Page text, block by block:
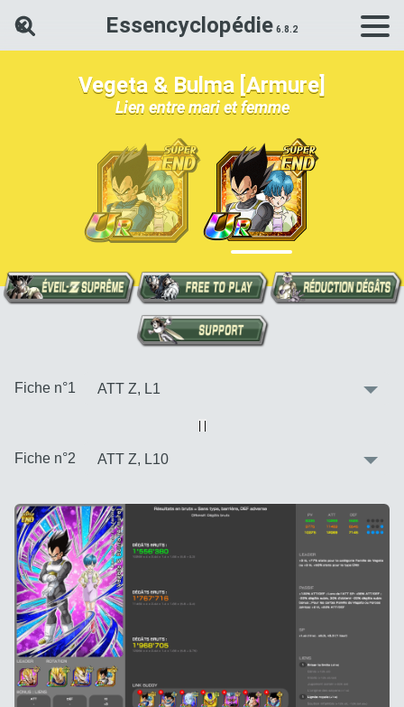
Essencyclopédie
Rechercher une carte Dokkan
Vegeta & Bulma [Armure]
Lien entre mari et femme
Fiche n°1
Vue alternative
Fiche n°2